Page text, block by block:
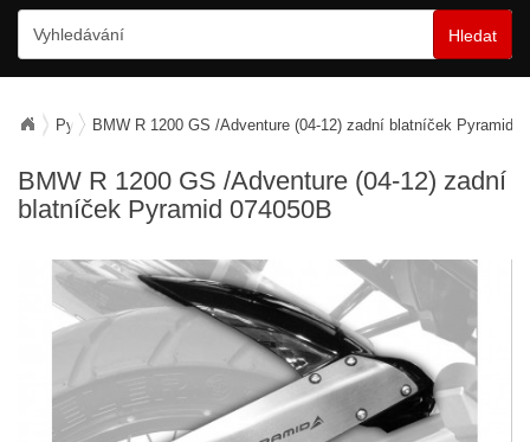
Hledat
Pyramid plastics
BMW R 1200 GS /Adventure (04-12) zadní blatníček Pyramid
BMW R 1200 GS /Adventure (04-12) zadní
blatníček Pyramid 074050B